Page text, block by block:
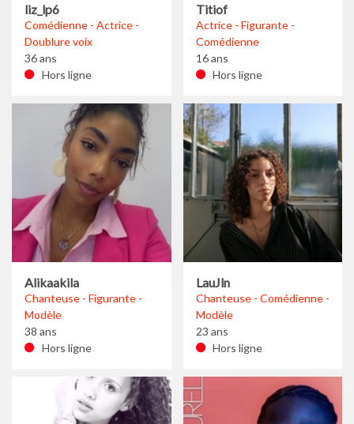
liz_lp6
Comédienne - Actrice -
Doublure voix
36 ans
Hors ligne
Titiof
Actrice - Figurante -
Comédienne
16 ans
Hors ligne
Alikaakila
Chanteuse - Figurante -
Modèle
38 ans
Hors ligne
LauJln
Chanteuse - Comédienne -
Modèle
23 ans
Hors ligne